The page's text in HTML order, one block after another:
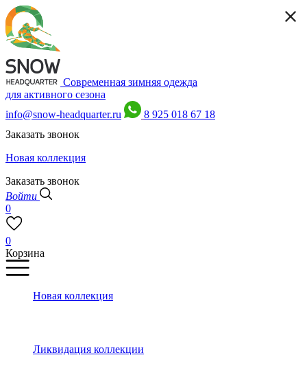
Современная зимняя одежда
для активного сезона
info@snow-headquarter.ru
8 925 018 67 18
Заказать звонок
Новая коллекция
Заказать звонок
Войти
0
0
Корзина
Новая коллекция
Ликвидация коллекции